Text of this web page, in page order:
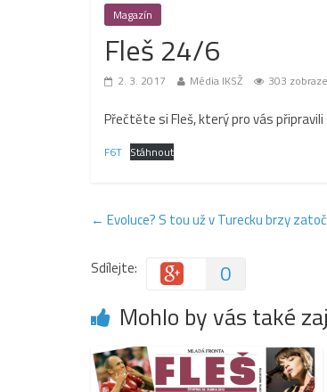
Magazín
Fleš 24/6
2. 3. 2017 Média IKSŽ 303
Přečtěte si Fleš, který pro vás
F6T Stáhnout
← Evoluce? S tou už v Turecku brzy
Sdílejte: 0
Mohlo by vás také